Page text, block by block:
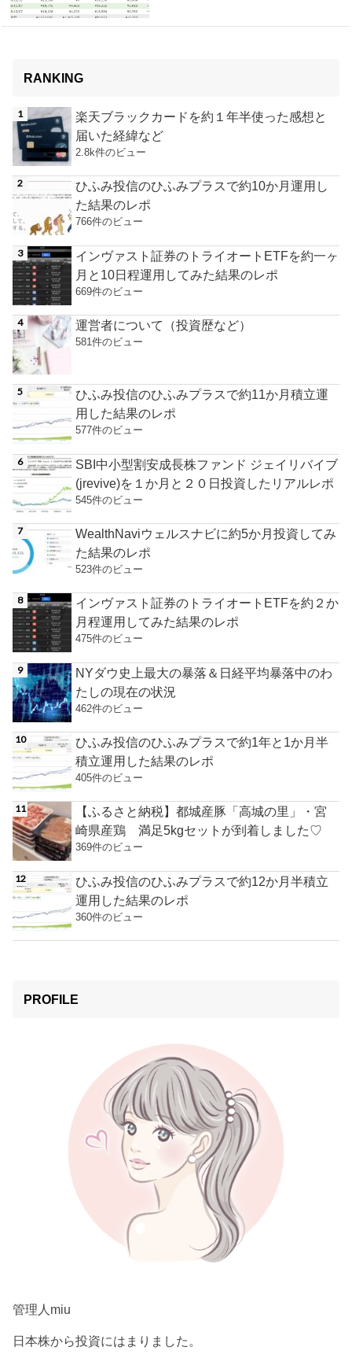
RANKING
楽天ブラックカードを約１年半使った感想と
届いた経緯など
2.8k件のビュー
ひふみ投信のひふみプラスで約10か月運用し
た結果のレポ
766件のビュー
インヴァスト証券のトライオートETFを約一ヶ
月と10日程運用してみた結果のレポ
669件のビュー
運営者について（投資歴など）
581件のビュー
ひふみ投信のひふみプラスで約11か月積立運
用した結果のレポ
577件のビュー
SBI中小型割安成長株ファンド ジェイリバイブ
(jrevive)を１か月と２０日投資したリアルレポ
545件のビュー
WealthNaviウェルスナビに約5か月投資してみ
た結果のレポ
523件のビュー
インヴァスト証券のトライオートETFを約２か
月程運用してみた結果のレポ
475件のビュー
NYダウ史上最大の暴落＆日経平均暴落中のわ
たしの現在の状況
462件のビュー
ひふみ投信のひふみプラスで約1年と1か月半
積立運用した結果のレポ
405件のビュー
【ふるさと納税】都城産豚「高城の里」・宮
崎県産鶏 満足5kgセットが到着しました♡
369件のビュー
ひふみ投信のひふみプラスで約12か月半積立
運用した結果のレポ
360件のビュー
PROFILE
管理人miu
日本株から投資にはまりました。